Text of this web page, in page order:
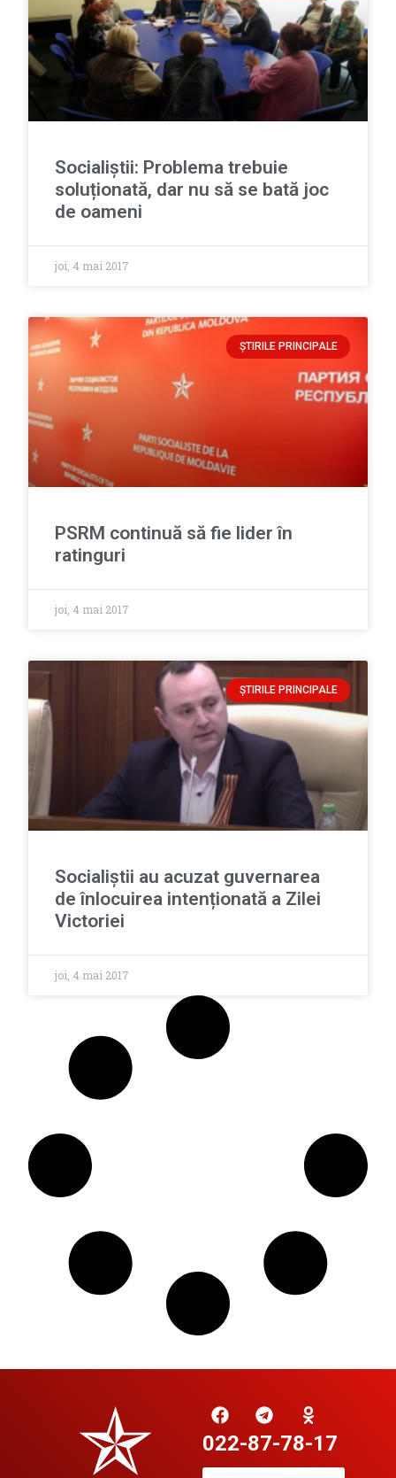
Socialiștii: Problema trebuie
soluționată, dar nu să se bată joc
de oameni
joi, 4 mai 2017
ȘTIRILE PRINCIPALE
PSRM continuă să fie lider în
ratinguri
joi, 4 mai 2017
ȘTIRILE PRINCIPALE
Socialiștii au acuzat guvernarea
de înlocuirea intenționată a Zilei
Victoriei
joi, 4 mai 2017
022-87-78-17